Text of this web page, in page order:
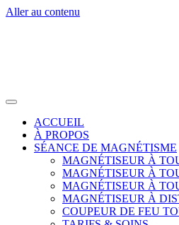
Aller au contenu
ACCUEIL
À PROPOS
SÉANCE DE MAGNÉTISME
MAGNÉTISEUR À
MAGNÉTISEUR À
MAGNÉTISEUR À
MAGNÉTISEUR À
COUPEUR DE FEU